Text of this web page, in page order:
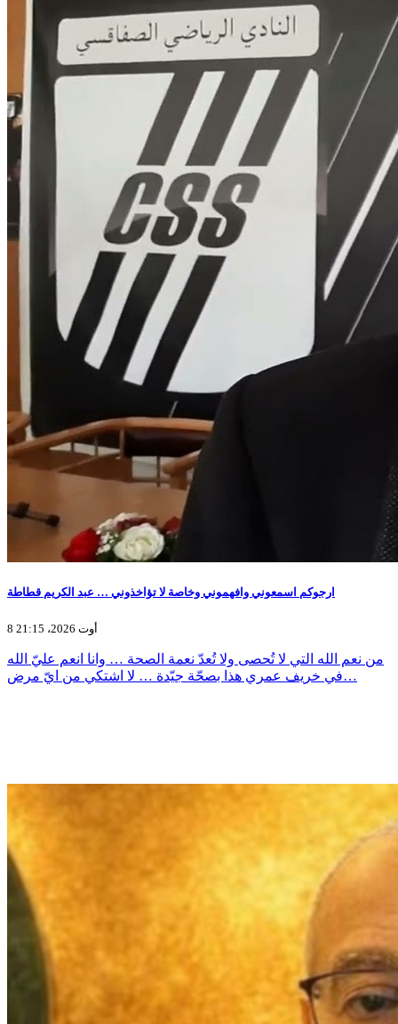
ارجوكم اسمعوني وافهموني وخاصة لا تؤاخذوني … عبد الكريم قطاطة
8 أوت 2026، 21:15
من نعم الله التي لا تُحصى ولا تُعدّ نعمة الصحة … وانا انعم عليّ الله
في خريف عمري هذا بصحّة جيّدة … لا اشتكي من ايّ مرض…